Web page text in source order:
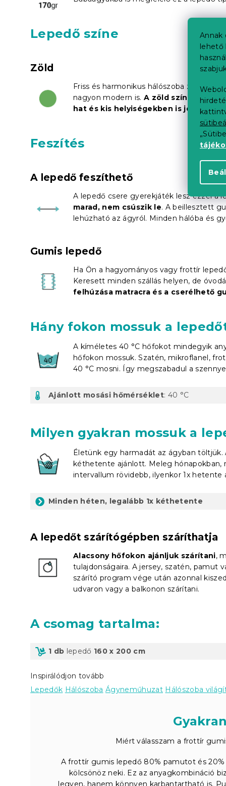
Annak
lehető
Lepedő színe
Zöld
Friss és harmonikus hálószoba zöld
nagyon modern is. A zöld szín szürke
hat és kis helyiségekben is jól mutat.
Feszítés
A lepedő feszíthető
A lepedő csere gyerekjáték lesz ezzel a
marad, nem csúszik le. A beillesztett
lehúzható az ágyról. Minden hálóba és
Gumis lepedő
Ha Ön a hagyományos vagy frottír
Keresett minden szállás helyen, de
felhúzása matracra és a cserélhető
Hány fokon mossuk a
A kíméletes 40 °C hőfokot mindegyik
hőfokon mossuk. Szatén, mikroflanel,
40 °C mosni. Így megszabadul a
Ajánlott mosási hőmérséklet: 40 °C
Milyen gyakran mossuk a
Életünk egy harmadát az ágyban
kéthetente ajánlott. Meleg hónapokban,
intervallum rövidebb, ilyenkor 1x hetente
Minden héten, legalább 1x kéthetente
A lepedőt szárítógépben száríthatja
Alacsony hőfokon ajánljuk szárítani,
tulajdonságaira. A jersey, szatén, pamut
szárító program vége után azonnal
udvaron vagy a balkonon szárítani.
A csomag tartalma:
1 db lepedő 160 x 200 cm
Inspirálódjon tovább
Lepedők Hálószoba Ágyneműhuzat Hálószoba
Miért válasszam a frottír
A frottír gumis lepedő 80% pamutot és
kölcsönöz neki. Ez az anyagkombináció
legyen, hanem könnyen karbantartható is.